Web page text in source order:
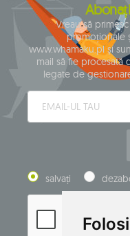
Vreau să
promoționale
www.whamaku.pl și
mail să fie procesată
legate de
salvați